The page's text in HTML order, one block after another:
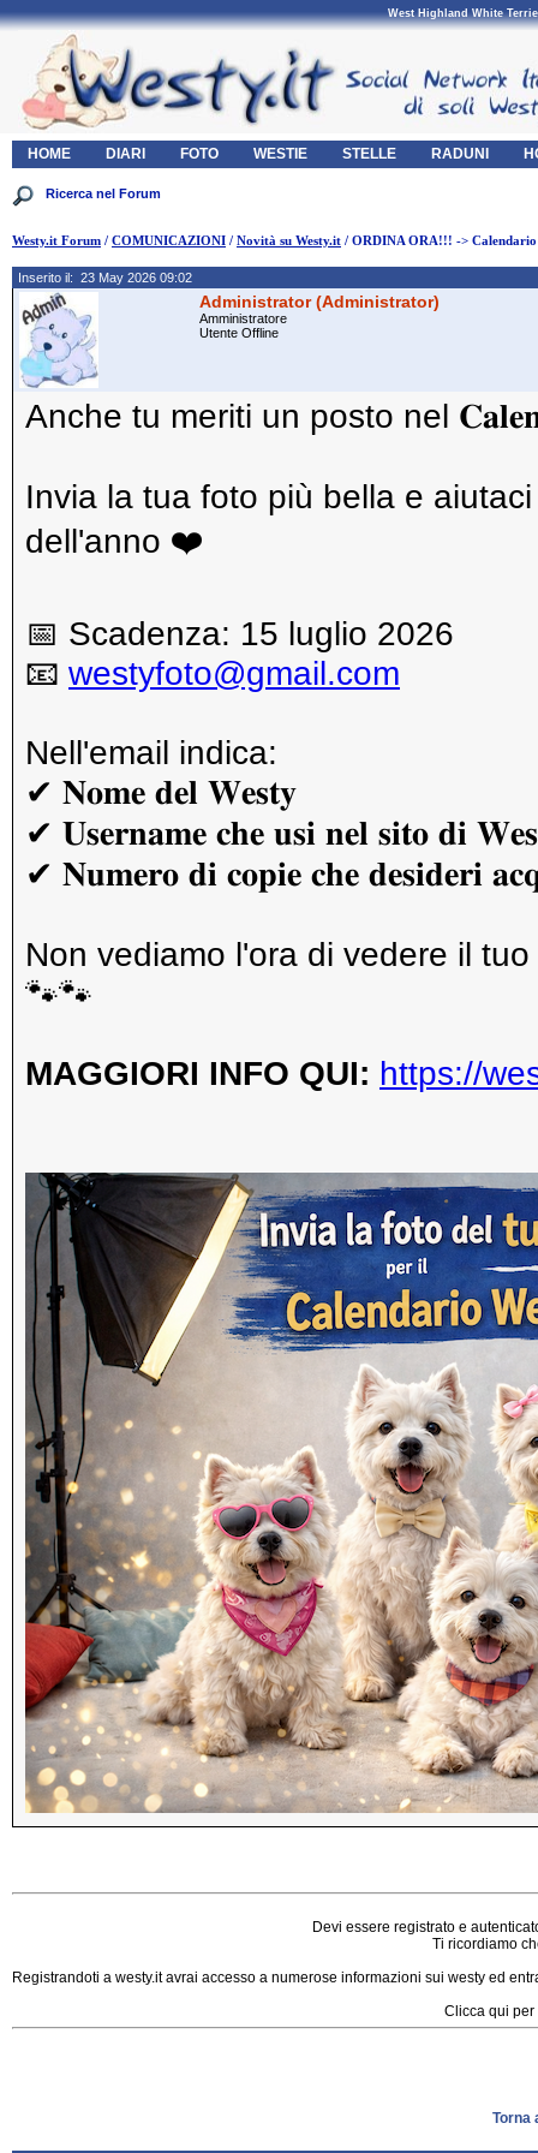
West Highland White
HOME DIARI FOTO WESTIE STELLE RADUNI
Westy.it Forum / COMUNICAZIONI / Novità su Westy.it / ORDINA ORA!!! -> Calendario
Inserito il: 23 May 2026 09:02
Administrator (Administrator)
Amministratore
Utente Offline
Anche tu meriti un posto nel
Invia la tua foto più bella e
dell'anno ❤️
📅 Scadenza: 15 luglio 2026
📧 westyfoto@gmail.com
Nell'email indica:
✔ 𝐍𝐨𝐦𝐞 𝐝𝐞𝐥 𝐖𝐞𝐬𝐭𝐲
✔ 𝐔𝐬𝐞𝐫𝐧𝐚𝐦𝐞 𝐜𝐡𝐞 𝐮𝐬𝐢 𝐧𝐞𝐥 𝐬𝐢𝐭𝐨 𝐝𝐢
✔ 𝐍𝐮𝐦𝐞𝐫𝐨 𝐝𝐢 𝐜𝐨𝐩𝐢𝐞 𝐜𝐡𝐞 𝐝𝐞𝐬𝐢𝐝𝐞𝐫𝐢
Non vediamo l'ora di vedere il
🐾🐾
MAGGIORI INFO QUI: https://
Devi essere registrato e
Ti ricordiamo
Registrandoti a westy.it avrai accesso a numerose informazioni sui westy ed
Clicca qui
Torna